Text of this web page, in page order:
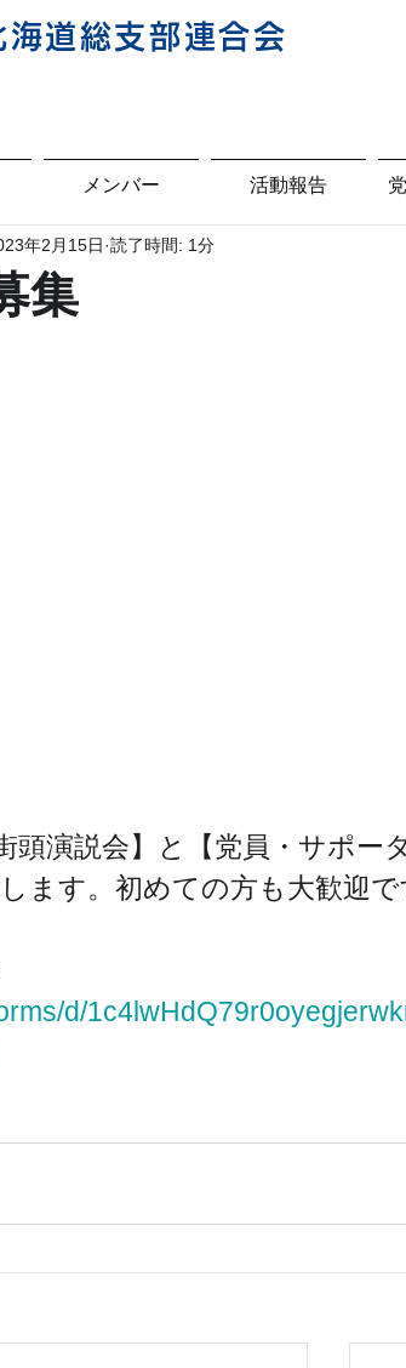
海道総支部連合会
メンバー 活動報告
集
年2月15日 読了時間: 1分
頭演説会】と【党員・サポー
ます。初めての方も大歓迎
d/